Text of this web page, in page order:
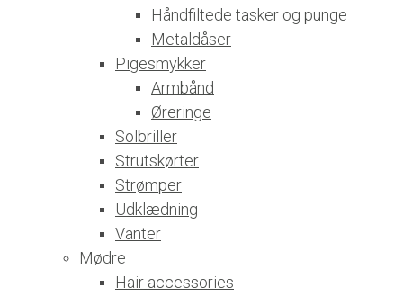
Håndfiltede tasker og punge
Metaldåser
Pigesmykker
Armbånd
Øreringe
Solbriller
Strutskørter
Strømper
Udklædning
Vanter
Mødre
Hair accessories